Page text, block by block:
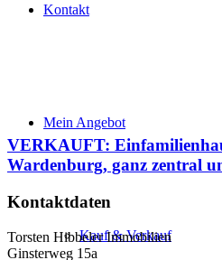
Kontakt
Mein Angebot
Kauf & Verkauf
VERKAUFT:
Wardenburg, ganz zentral
Kontaktdaten
Torsten Hibbeler Immobilien
Ginsterweg 15a